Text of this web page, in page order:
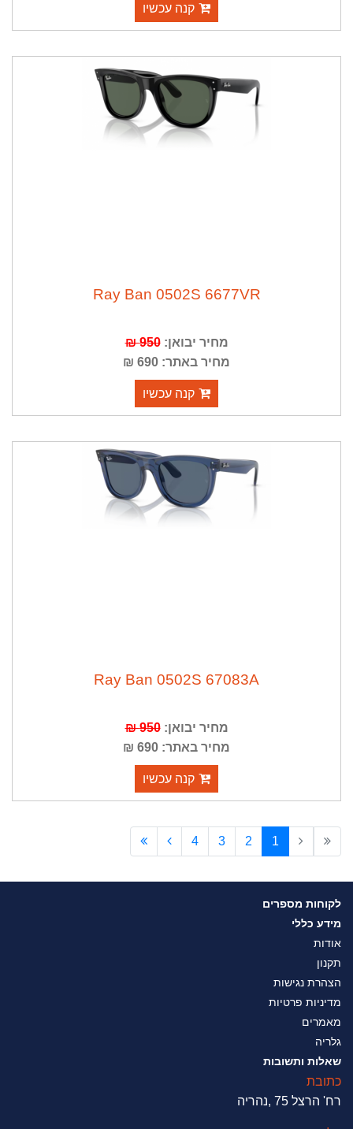
קנה עכשיו
Ray Ban 0502S 6677VR
מחיר יבואן:950 ₪
מחיר באתר: 690 ₪
קנה עכשיו
Ray Ban 0502S 67083A
מחיר יבואן:950 ₪
מחיר באתר: 690 ₪
קנה עכשיו
1
2
3
4
לקוחות מספרים
מידע כללי
אודות
תקנון
הצהרת נגישות
מדיניות פרטיות
מאמרים
גלריה
שאלות ותשובות
כתובת
רח' הרצל 75 ,נהריה